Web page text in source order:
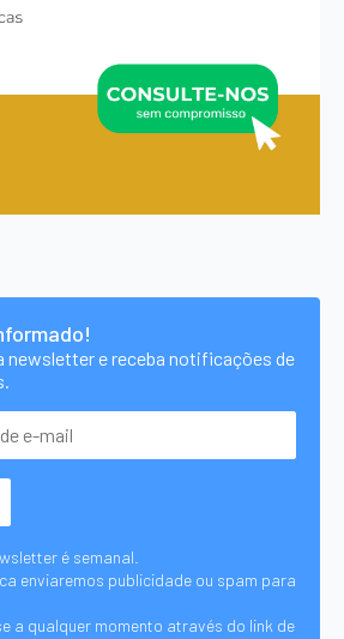
newsletter e receba notificações de
é semanal.
enviaremos publicidade ou spam para
a qualquer momento através do link de